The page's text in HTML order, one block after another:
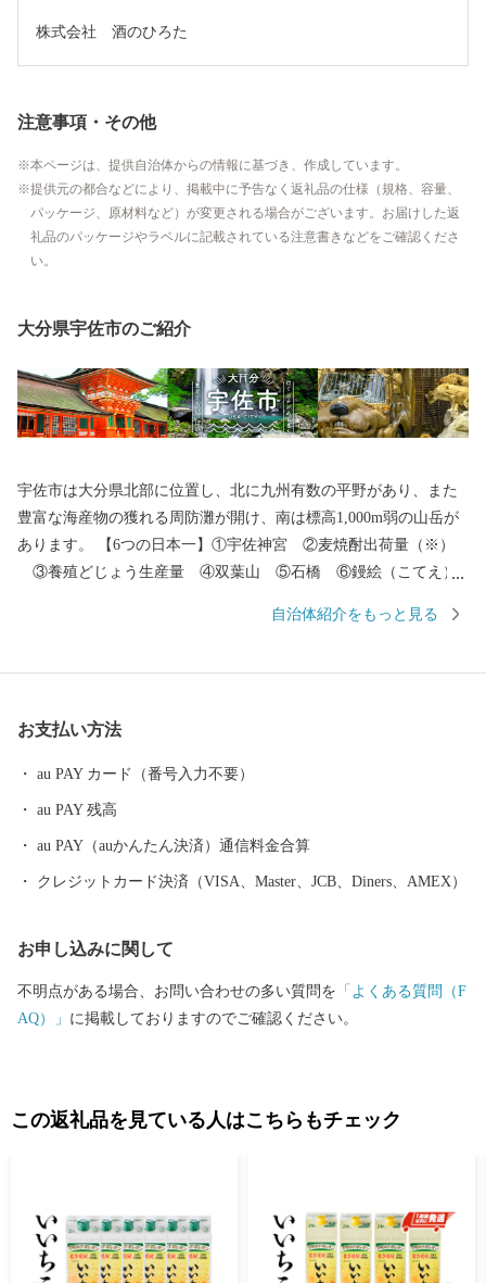
株式会社　酒のひろた
注意事項・その他
本ページは、提供自治体からの情報に基づき、作成しています。
提供元の都合などにより、掲載中に予告なく返礼品の仕様（規格、容量、
パッケージ、原材料など）が変更される場合がございます。お届けした返
礼品のパッケージやラベルに記載されている注意書きなどをご確認くださ
い。
大分県宇佐市のご紹介
宇佐市は大分県北部に位置し、北に九州有数の平野があり、また
豊富な海産物の獲れる周防灘が開け、南は標高1,000m弱の山岳が
あります。 【6つの日本一】①宇佐神宮 ②麦焼酎出荷量（※）
③養殖どじょう生産量 ④双葉山 ⑤石橋 ⑥鏝絵（こてえ）
らあげ専門店 ⑥グリーンツーリズム ※「酒類製造業及び酒類卸
自治体紹介をもっと見る
お支払い方法
au PAY カード（番号入力不要）
au PAY 残高
au PAY（auかんたん決済）通信料金合算
クレジットカード決済（VISA、Master、JCB、Diners、AMEX）
お申し込みに関して
不明点がある場合、お問い合わせの多い質問を 「よくある質問（F
AQ）」 に掲載しておりますのでご確認ください。
この返礼品を見ている人はこちらもチェック